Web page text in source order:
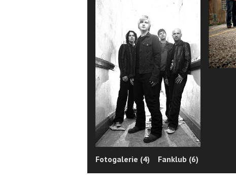
Fotogalerie (4) Fanklub (6)